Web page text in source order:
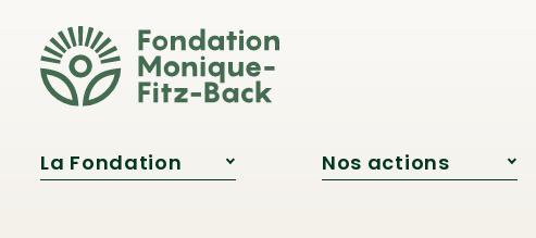
La Fondation Nos actions
Publications
Reconnaissances